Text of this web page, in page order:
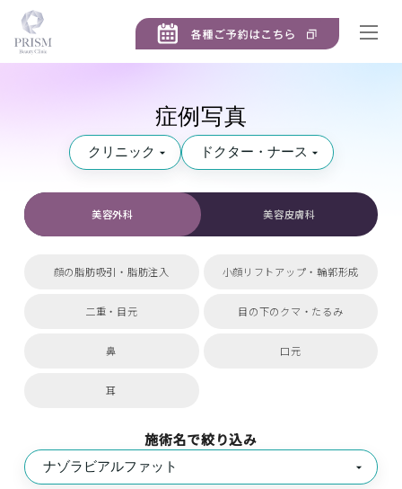
症例写真
美容外科 美容皮膚科
顔の脂肪吸引・脂肪注入 小顔リフトアップ・輪郭形成
二重・目元 目の下のクマ・たるみ
鼻 口元
耳
施術名で絞り込み